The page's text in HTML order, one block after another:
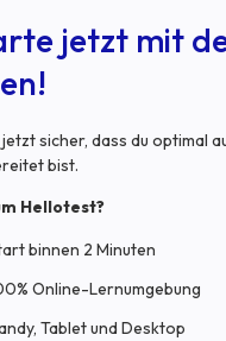
jetzt mit
sicher, dass du optimal
bist.
Hellotest?
binnen 2 Minuten
Online-Lernumgebung
Tablet und Desktop